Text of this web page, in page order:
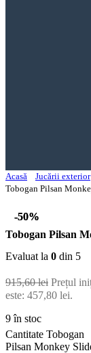
Acasă
Jucării exterior
Tobogan Pilsan
-50%
-50%
Tobogan Pilsan
Evaluat la 0 din 5
915,60lei Prețul
este: 457,80 lei.
9 în stoc
Cantitate Tobogan
Pilsan Monkey